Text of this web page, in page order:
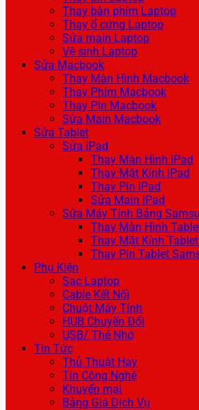
Thay bàn phím Laptop
Thay ổ cứng Laptop
Sửa main Laptop
Vệ sinh Laptop
Sửa Macbook
Thay Màn Hình Macbook
Thay Phím Macbook
Thay Pin Macbook
Sửa Main Macbook
Sửa Tablet
Sửa iPad
Thay Màn Hình iPad
Thay Mặt Kính iPad
Thay Pin iPad
Sửa Main iPad
Sửa Máy Tính Bảng
Thay Màn Hình
Thay Mặt Kính
Thay Pin Tablet
Phụ Kiện
Sạc Laptop
Cable Kết Nối
Chuột Máy Tính
HUB Chuyển Đổi
USB/ Thẻ Nhớ
Tin Tức
Thủ Thuật Hay
Tin Công Nghệ
Khuyến mại
Bảng Giá Dịch Vụ